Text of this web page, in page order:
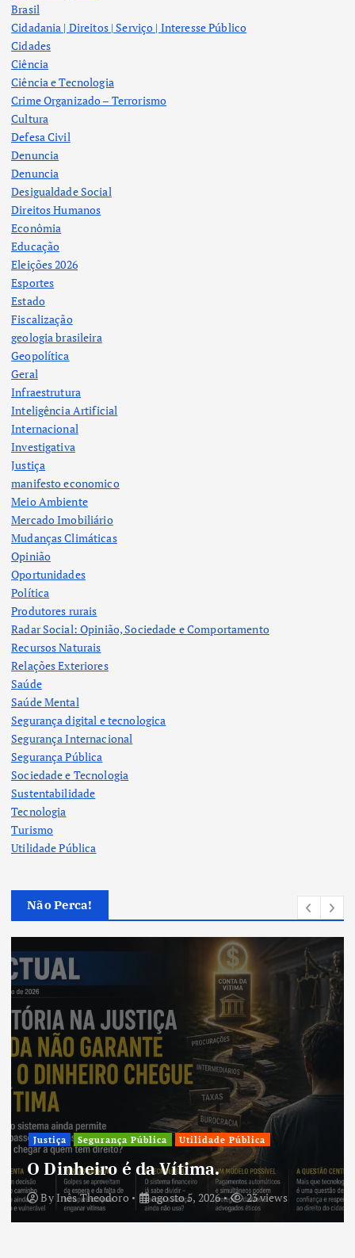
Brasil
Cidadania | Direitos | Serviço | Interesse Público
Cidades
Ciência
Ciência e Tecnologia
Crime Organizado – Terrorismo
Cultura
Defesa Civil
Denuncia
Denuncia
Desigualdade Social
Direitos Humanos
Econômia
Educação
Eleições 2026
Esportes
Estado
Fiscalização
geologia brasileira
Geopolítica
Geral
Infraestrutura
Inteligência Artificial
Internacional
Investigativa
Justiça
manifesto economico
Meio Ambiente
Mercado Imobiliário
Mudanças Climáticas
Opinião
Oportunidades
Política
Produtores rurais
Radar Social: Opinião, Sociedade e Comportamento
Recursos Naturais
Relações Exteriores
Saúde
Saúde Mental
Segurança digital e tecnologica
Segurança Internacional
Segurança Pública
Sociedade e Tecnologia
Sustentabilidade
Tecnologia
Turismo
Utilidade Pública
Não Perca!
Justiça Segurança Pública Utilidade Pública
O Dinheiro é da Vítima.
ByInês Theodoro agosto 5, 2026 23 views